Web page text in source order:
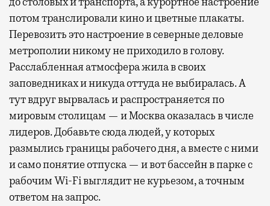
потом транслировали кино и цветные плакаты.
Перевозить это настроение в северные деловые
метрополии никому не приходило в голову.
Расслабленная атмосфера жила в своих
заповедниках и никуда оттуда не выбиралась. А
тут вдруг вырвалась и распространяется по
мировым столицам — и Москва оказалась в числе
лидеров. Добавьте сюда людей, у которых
размылись границы рабочего дня, а вместе с ними
и само понятие отпуска — и вот бассейн в парке с
рабочим Wi-Fi выглядит не курьезом, а точным
ответом на запрос.